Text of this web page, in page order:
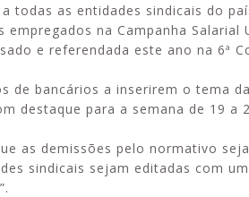
todas as entidades sindicais do
na Campanha
e referendada este ano na 6ª
de bancários a inserirem o tema
destaque para a semana de 19
as demissões pelo normativo
sindicais sejam editadas com
Aproveite a parceria
com o Sesi e invista
e momentos de